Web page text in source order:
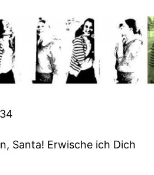
Santa! Erwische ich Dich